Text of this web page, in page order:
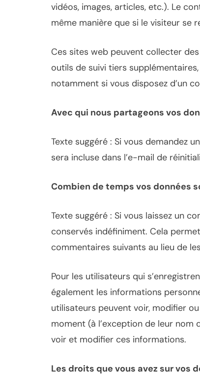
vidéos, images, articles, etc.). Le
même manière que si le visiteur se
Ces sites web peuvent collecter
outils de suivi tiers
notamment si vous disposez d’un
Avec qui nous partageons vos
Texte suggéré : Si vous demandez
sera incluse dans l’e-mail de
Combien de temps vos données
Texte suggéré : Si vous laissez un
conservés indéfiniment. Cela
commentaires suivants au lieu de
Pour les utilisateurs qui
également les informations
utilisateurs peuvent voir, modifier
moment (à l’exception de leur nom
voir et modifier ces informations.
Les droits que vous avez sur vos